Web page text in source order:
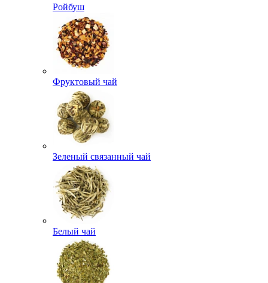
Ройбуш
Фруктовый чай
Зеленый связанный чай
Белый чай